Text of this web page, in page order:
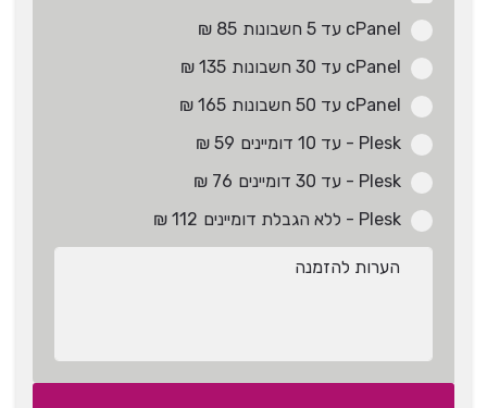
cPanel עד 5 חשבונות
85 ₪
cPanel עד 30 חשבונות
135 ₪
cPanel עד 50 חשבונות
165 ₪
Plesk - עד 10 דומיינים
59 ₪
Plesk - עד 30 דומיינים
76 ₪
Plesk - ללא הגבלת דומיינים
112 ₪